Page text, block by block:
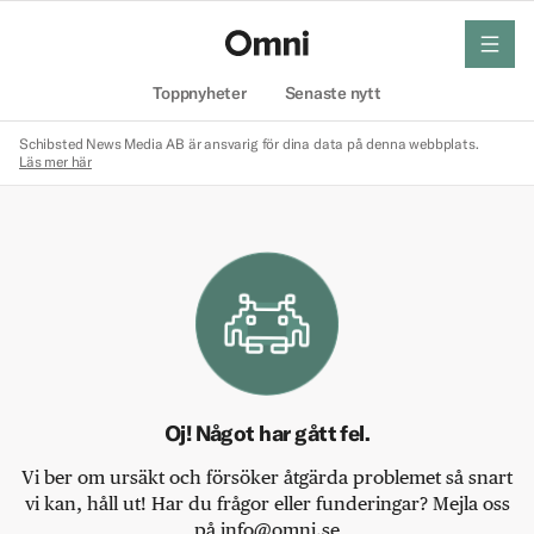
Toppnyheter Senaste nytt
meny
Schibsted News Media AB är ansvarig för dina data på denna webbplats.
Läs mer här
Oj! Något har gått fel.
Vi ber om ursäkt och försöker åtgärda problemet så snart
vi kan, håll ut! Har du frågor eller funderingar? Mejla oss